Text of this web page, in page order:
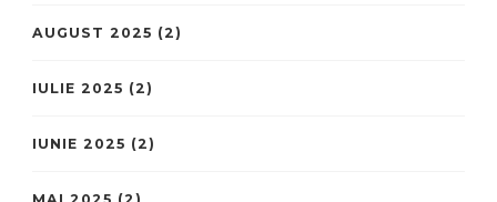
AUGUST 2025 (2)
IULIE 2025 (2)
IUNIE 2025 (2)